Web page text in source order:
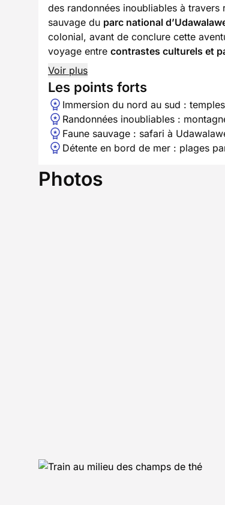
des randonnées inoubliables à
sauvage du parc national
colonial, avant de conclure cette
voyage entre contrastes culturels et
Voir plus
Les points forts
Immersion du nord au sud :
Randonnées inoubliables :
Faune sauvage : safari à
Détente en bord de mer : plages
Photos